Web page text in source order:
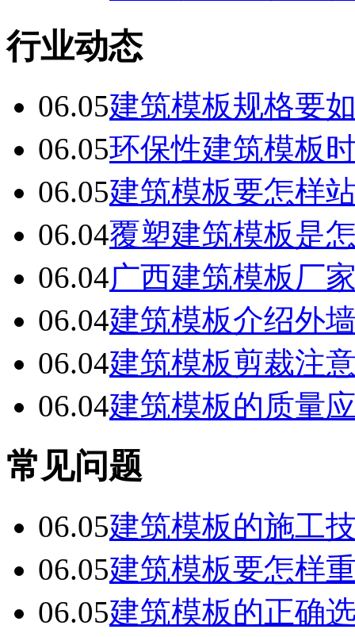
行业动态
06.05建筑模板规格要
06.05环保性建筑模板
06.05建筑模板要怎样
06.04覆塑建筑模板是
06.04广西建筑模板厂
06.04建筑模板介绍外
06.04建筑模板剪裁注
06.04建筑模板的质量
常见问题
06.05建筑模板的施工
06.05建筑模板要怎样
06.05建筑模板的正确